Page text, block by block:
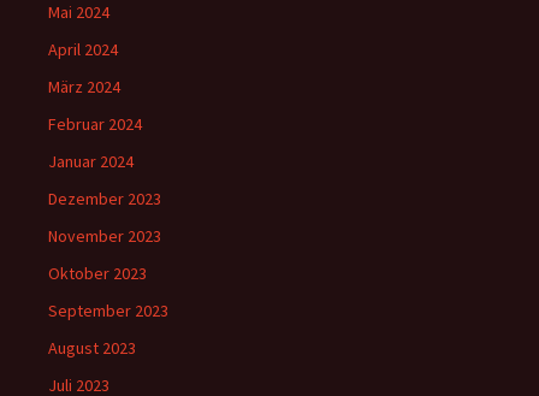
Mai 2024
April 2024
März 2024
Februar 2024
Januar 2024
Dezember 2023
November 2023
Oktober 2023
September 2023
August 2023
Juli 2023